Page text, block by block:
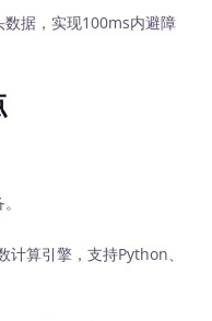
数据，实现100ms内避障
计算引擎，支持Python、